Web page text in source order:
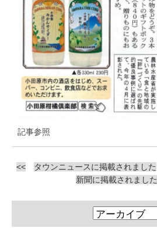
記事参照
<< タウンニュースに掲載されました
新聞に掲載されました